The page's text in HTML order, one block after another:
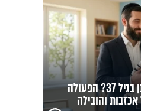
מה הסיכוי להתחתן בגיל 37? הפעולה
והובילה